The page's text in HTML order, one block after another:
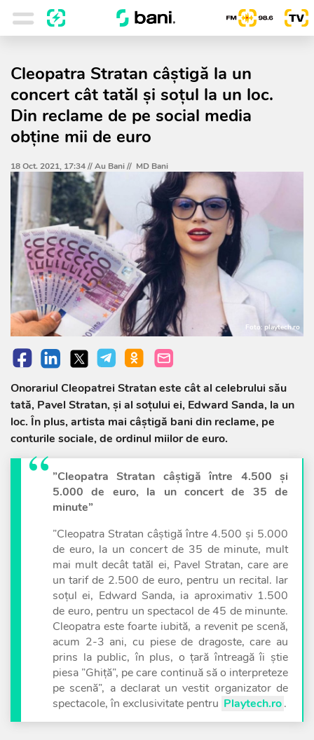
Cleopatra Stratan câștigă la un
concert cât tatăl și soțul la un loc.
Din reclame de pe social media
obține mii de euro
18 Oct. 2021, 17:34 //Au Bani// MD Bani
Foto: playtech.ro
Onorariul Cleopatrei Stratan este cât al celebrului său
tată, Pavel Stratan, și al soțului ei, Edward Sanda, la un
loc. În plus, artista mai câștigă bani din reclame, pe
conturile sociale, de ordinul miilor de euro.
”Cleopatra Stratan câștigă între 4.500 și
5.000 de euro, la un concert de 35 de
minute”
”Cleopatra Stratan câștigă între 4.500 și 5.000
de euro, la un concert de 35 de minute, mult
mai mult decât tatăl ei, Pavel Stratan, care are
un tarif de 2.500 de euro, pentru un recital. Iar
soțul ei, Edward Sanda, ia aproximativ 1.500
de euro, pentru un spectacol de 45 de minunte.
Cleopatra este foarte iubită, a revenit pe scenă,
acum 2-3 ani, cu piese de dragoste, care au
prins la public, în plus, o țară întreagă îi știe
piesa ”Ghiță”, pe care continuă să o interpreteze
pe scenă”, a declarat un vestit organizator de
spectacole, în exclusivitate pentru Playtech.ro.